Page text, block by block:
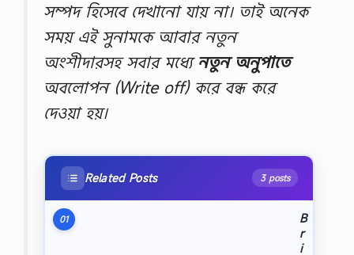
সম্পদ হিসেবে দেখানো যায় না। তাই অনেক
সময় এই সুনামকে আবার নতুন
অংশীদারসহ সবার মধ্যেনতুন অনুপাতে
অবলোপন (Write off) করে বন্ধ করে
দেওয়া হয়।
Related Posts 3 posts
01
B
r
i